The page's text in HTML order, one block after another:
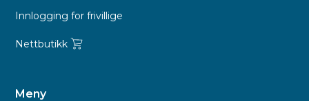
Innlogging for frivillige
Nettbutikk
Meny